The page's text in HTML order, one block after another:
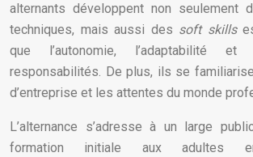
alternants développent non seulement
techniques, mais aussi des soft skills
que l’autonomie, l’adaptabilité
responsabilités. De plus, ils se
d’entreprise et les attentes du monde
L’alternance s’adresse à un large
formation initiale aux adultes